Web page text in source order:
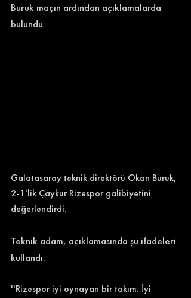
Buruk maçın ardından açıklamalarda
bulundu.
Galatasaray teknik direktörü Okan Buruk,
2-1'lik Çaykur Rizespor galibiyetini
değerlendirdi.
Teknik adam, açıklamasında şu ifadeleri
kullandı:
''Rizespor iyi oynayan bir takım. İyi